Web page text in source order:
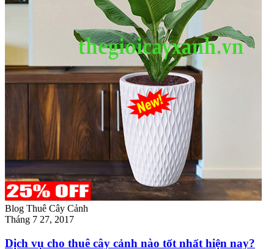
Blog Thuê Cây Cảnh
Tháng 7 27, 2017
Dịch vụ cho thuê cây cảnh nào tốt nhất hiện nay?